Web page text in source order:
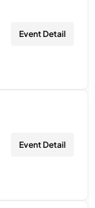
Event Detail
Event Detail